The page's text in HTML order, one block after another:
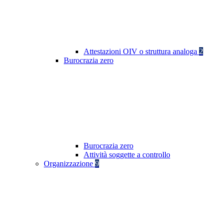
Attestazioni OIV o struttura analoga 2
Burocrazia zero
Burocrazia zero
Attività soggette a controllo
Organizzazione 9